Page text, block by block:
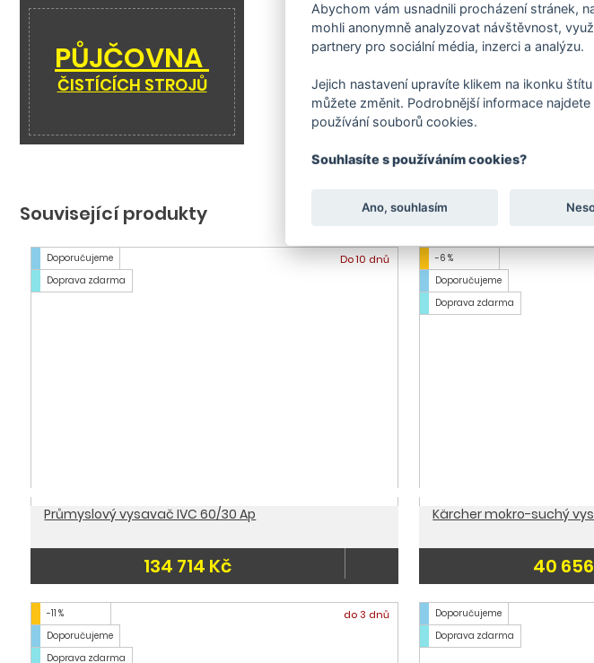
PŮJČOVNA
ČISTÍCÍCH STROJŮ
Související produkty
Doporučujeme
Doprava zdarma
Do 10 dnů
Průmyslový vysavač IVC 60/30 Ap
134 714 Kč
-6 %
Doporučujeme
Doprava zdarma
Kärcher mokro-suchý
40
-11 %
Doporučujeme
Doprava zdarma
do 3 dnů
Doporučujeme
Doprava zdarma
Abychom vám usnadnili procházení stránek,
mohli anonymně analyzovat návštěvnost,
partnery pro sociální média, inzerci a analýzu.
Jejich nastavení upravíte klikem na ikonku
můžete změnit. Podrobnější informace
používání souborů cookies.
Souhlasíte s používáním cookies?
Ano, souhlasím